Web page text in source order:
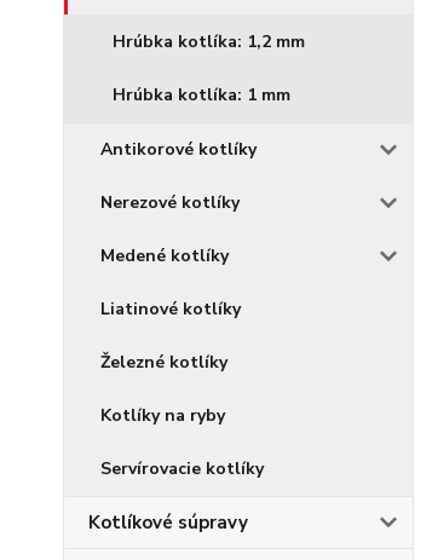
Hrúbka kotlíka: 1,2 mm
Hrúbka kotlíka: 1 mm
Antikorové kotlíky
Nerezové kotlíky
Medené kotlíky
Liatinové kotlíky
Železné kotlíky
Kotlíky na ryby
Servírovacie kotlíky
Kotlíkové súpravy